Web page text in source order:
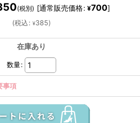
(税別) [通常販売価格: ¥700]
(税込: ¥385)
在庫あり
数量:
事項